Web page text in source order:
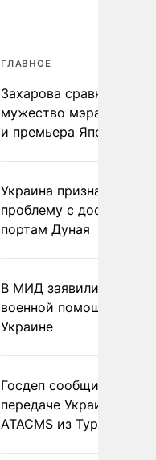
ГЛАВНОЕ
Захарова сравнила
мужество мэра
и премьера Японии
Украина признала
проблему с доступом к
портам Дуная
В МИД заявили о
военной помощи
Украине
Госдеп сообщил о
передаче Украине
ATACMS из Турции